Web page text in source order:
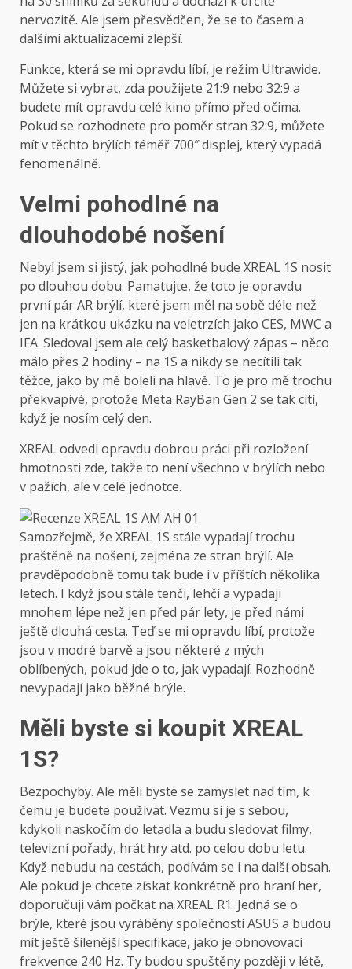
nervozitě. Ale jsem přesvědčen, že se to časem a
dalšími aktualizacemi zlepší.
Funkce, která se mi opravdu líbí, je režim Ultrawide.
Můžete si vybrat, zda použijete 21:9 nebo 32:9 a
budete mít opravdu celé kino přímo před očima.
Pokud se rozhodnete pro poměr stran 32:9, můžete
mít v těchto brýlích téměř 700″ displej, který vypadá
fenomenálně.
Velmi pohodlné na
dlouhodobé nošení
Nebyl jsem si jistý, jak pohodlné bude XREAL 1S nosit
po dlouhou dobu. Pamatujte, že toto je opravdu
první pár AR brýlí, které jsem měl na sobě déle než
jen na krátkou ukázku na veletrzích jako CES, MWC a
IFA. Sledoval jsem ale celý basketbalový zápas – něco
málo přes 2 hodiny – na 1S a nikdy se necítili tak
těžce, jako by mě boleli na hlavě. To je pro mě trochu
překvapivé, protože Meta RayBan Gen 2 se tak cítí,
když je nosím celý den.
XREAL odvedl opravdu dobrou práci při rozložení
hmotnosti zde, takže to není všechno v brýlích nebo
v pažích, ale v celé jednotce.
Samozřejmě, že XREAL 1S stále vypadají trochu
praštěně na nošení, zejména ze stran brýlí. Ale
pravděpodobně tomu tak bude i v příštích několika
letech. I když jsou stále tenčí, lehčí a vypadají
mnohem lépe než jen před pár lety, je před námi
ještě dlouhá cesta. Teď se mi opravdu líbí, protože
jsou v modré barvě a jsou některé z mých
oblíbených, pokud jde o to, jak vypadají. Rozhodně
nevypadají jako běžné brýle.
Měli byste si koupit XREAL
1S?
Bezpochyby. Ale měli byste se zamyslet nad tím, k
čemu je budete používat. Vezmu si je s sebou,
kdykoli naskočím do letadla a budu sledovat filmy,
televizní pořady, hrát hry atd. po celou dobu letu.
Když nebudu na cestách, podívám se i na další obsah.
Ale pokud je chcete získat konkrétně pro hraní her,
doporučuji vám počkat na XREAL R1. Jedná se o
brýle, které jsou vyráběny společností ASUS a budou
mít ještě šílenější specifikace, jako je obnovovací
frekvence 240 Hz. Ty budou spuštěny později v létě,